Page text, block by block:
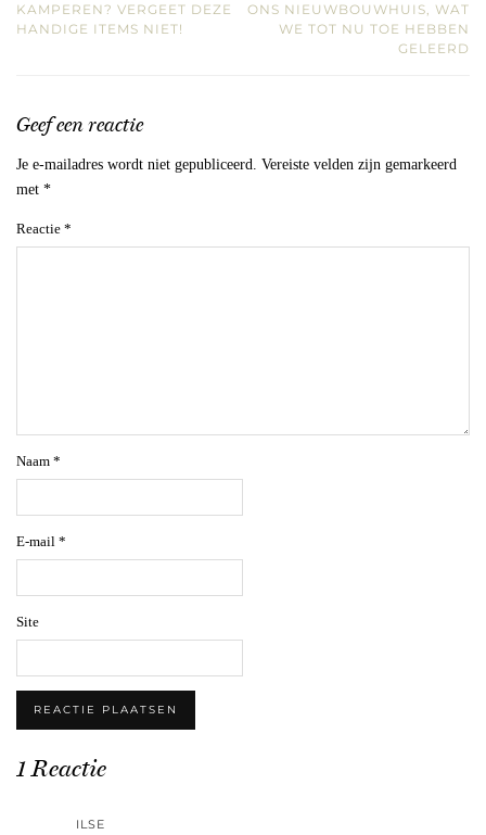
KAMPEREN? VERGEET DEZE
HANDIGE ITEMS NIET!
ONS NIEUWBOUWHUIS, WAT
WE TOT NU TOE HEBBEN
GELEERD
Geef een reactie
Je e-mailadres wordt niet gepubliceerd. Vereiste velden zijn gemarkeerd
met *
Reactie *
Naam *
E-mail *
Site
1 Reactie
ILSE